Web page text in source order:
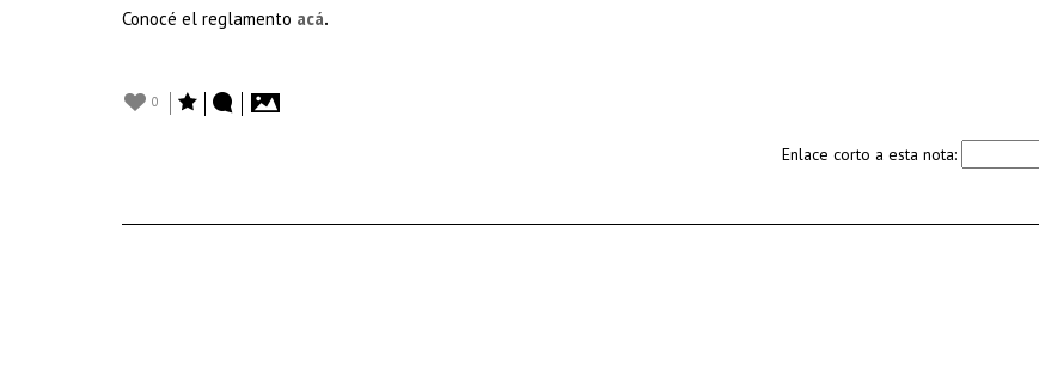
Conocé el reglamento acá.
0
Enlace corto a esta nota: